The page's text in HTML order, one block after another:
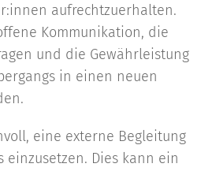
aufrechtzuerhalten.
Kommunikation, die
und die Gewährleistung
in einen neuen
eine externe Begleitung
einzusetzen. Dies kann ein